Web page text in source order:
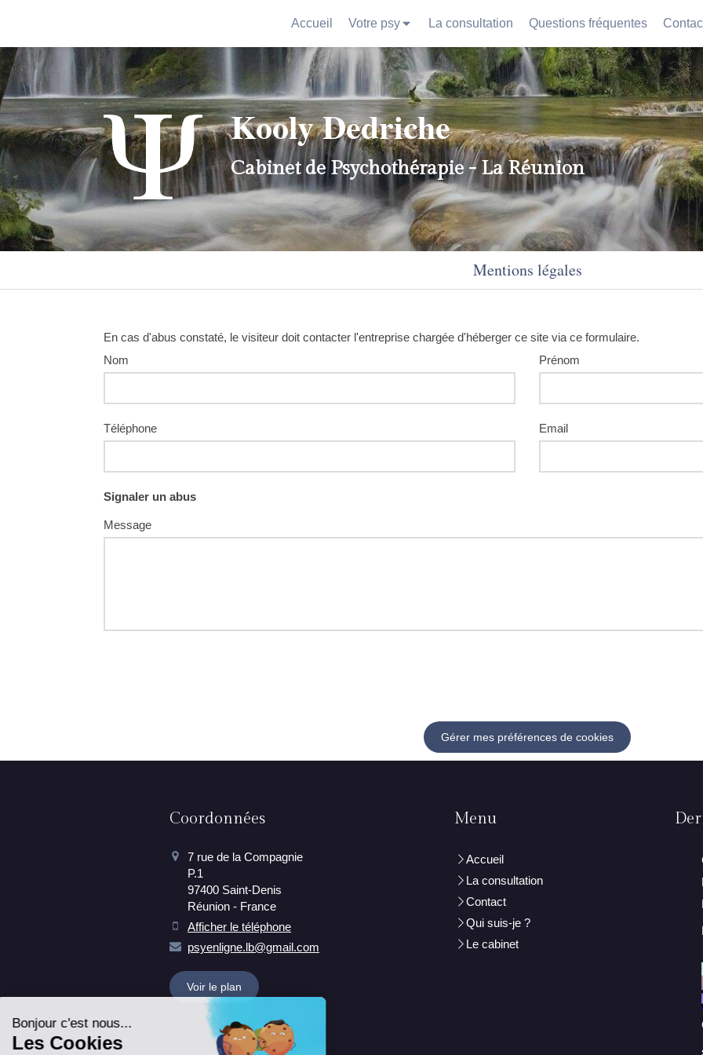
Accueil Votre psy La consultation Questions fréquentes
Kooly Dedriche
Cabinet de Psychothérapie - La Réunion
Mentions légales
En cas d'abus constaté, le visiteur doit contacter l'entreprise chargée d'héberger ce site via ce formulaire.
Nom
Prénom
Téléphone Email
Signaler un abus
Message
Gérer mes préférences de cookies
Coordonnées
7 rue de la Compagnie
P.1
97400 Saint-Denis
Réunion - France
Afficher le téléphone
psyenligne.lb@gmail.com
Voir le plan
Menu
Accueil
La consultation
Contact
Qui suis-je ?
Le cabinet
Bonjour c'est nous...
Les Cookies